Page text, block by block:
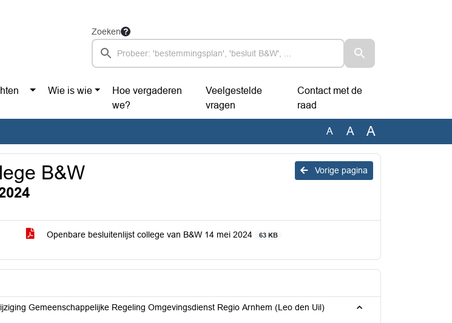
Zoeken
Wie is wie
Hoe vergaderen
we?
Veelgestelde
vragen
Contact met de
raad
A A A
Vorige pagina
B&W
Openbare besluitenlijst college van B&W 14 mei 2024 63 KB
Gemeenschappelijke Regeling Omgevingsdienst Regio Arnhem (Leo den Uil)